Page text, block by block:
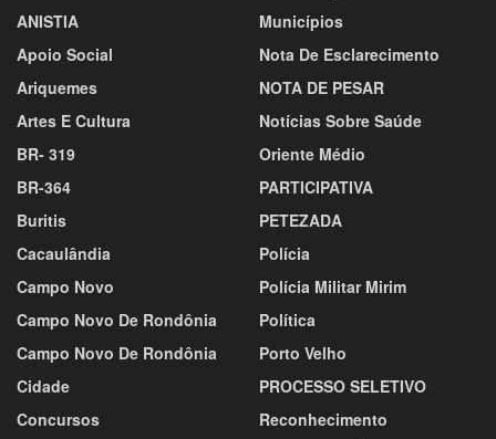
ANISTIA
Apoio Social
Ariquemes
Artes E Cultura
BR- 319
BR-364
Buritis
Cacaulândia
Campo Novo
Campo Novo De Rondônia
Campo Novo De Rondônia
Cidade
Concursos
Municípios
Nota De Esclarecimento
NOTA DE PESAR
Notícias Sobre Saúde
Oriente Médio
PARTICIPATIVA
PETEZADA
Polícia
Polícia Militar Mirim
Política
Porto Velho
PROCESSO SELETIVO
Reconhecimento